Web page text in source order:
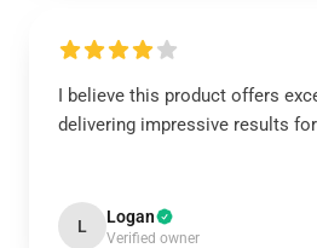
I believe this product offers
delivering impressive results
L Logan
Verified owner